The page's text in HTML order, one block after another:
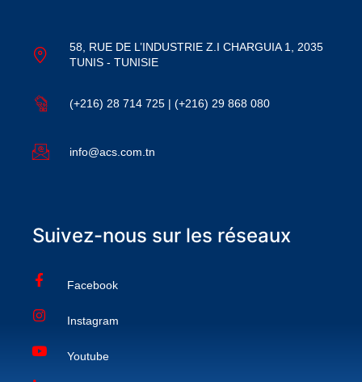
58, RUE DE L’INDUSTRIE Z.I CHARGUIA 1, 2035
TUNIS - TUNISIE
(+216) 28 714 725 | (+216) 29 868 080
info@acs.com.tn
Suivez-nous sur les réseaux
Facebook
Instagram
Youtube